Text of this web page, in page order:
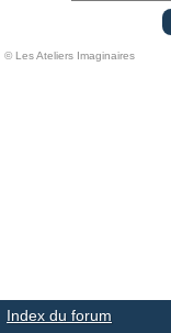
© Les Ateliers Imaginaires
Index du forum